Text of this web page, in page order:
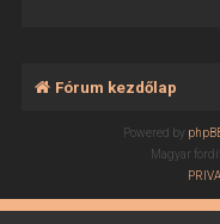
Fórum kezdőlap
Powered by
Magyar